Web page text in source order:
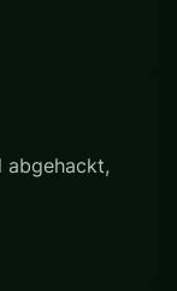
abgehackt,